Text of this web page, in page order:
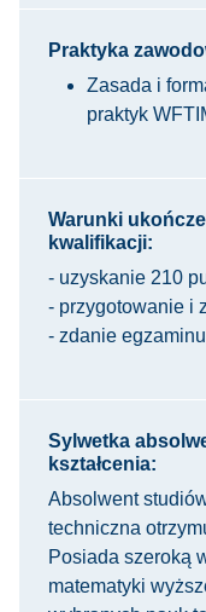
Praktyka
Zasada i
praktyk
Warunki
kwalifikacji:
- uzyskanie 210
- przygotowanie i
- zdanie
Sylwetka
kształcenia:
Absolwent
techniczna
Posiada szeroką
matematyki